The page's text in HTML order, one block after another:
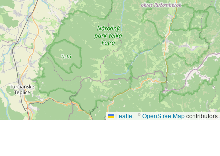
Leaflet | © OpenStreetMapcontributors